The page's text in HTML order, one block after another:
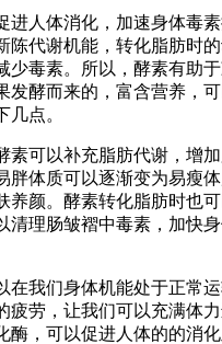
人体消化，加速身体毒素
陈代谢机能，转化脂肪时
少毒素。所以，酵素有助于
发酵而来的，富含营养，可
几点。
可以补充脂肪代谢，增加
胖体质可以逐渐变为易瘦
养颜。酵素转化脂肪时也可
清理肠皱褶中毒素，加快
我们身体机能处于正常运
疲劳，让我们可以充满体
酶，可以促进人体的的消化